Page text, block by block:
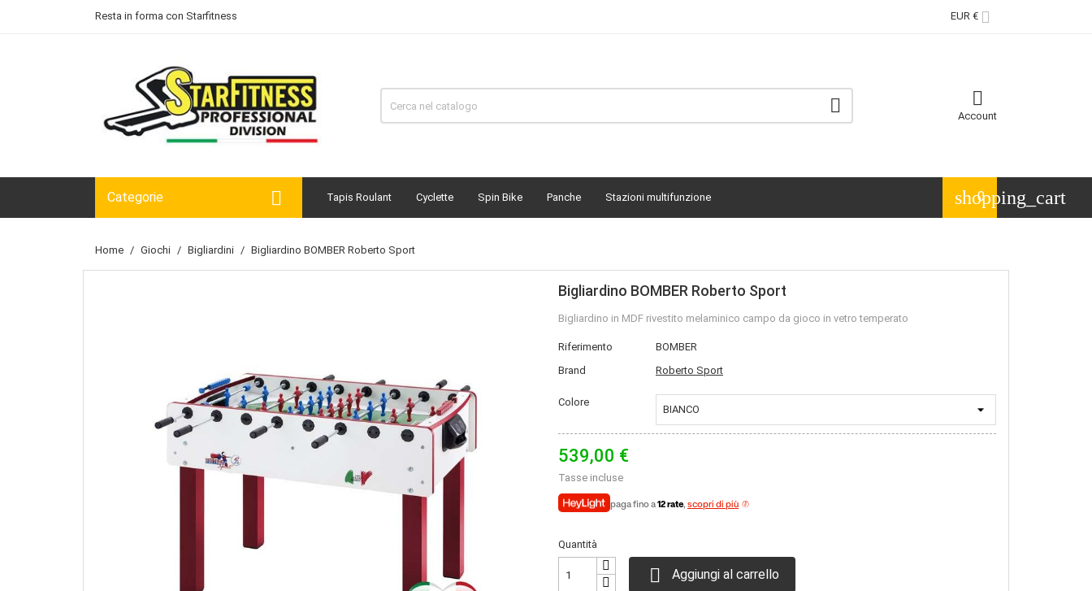
Resta in forma con Starfitness EUR € 
 
Account
Categorie  Tapis Roulant Cyclette Spin Bike Panche Stazioni multifunzione shopping_cart
0
Home Giochi Bigliardini Bigliardino BOMBER Roberto Sport
Bigliardino BOMBER Roberto Sport
Bigliardino in MDF rivestito melaminico campo da gioco in vetro temperato
Riferimento
BOMBER
Brand
Roberto Sport
Colore
539,00 €
Tasse incluse
paga fino a12 rate, scopri di più
Quantità
 Aggiungi al carrello